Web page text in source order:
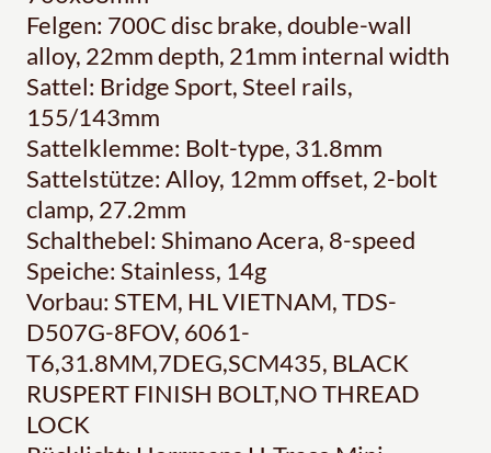
Felgen: 700C disc brake, double-wall
alloy, 22mm depth, 21mm internal width
Sattel: Bridge Sport, Steel rails,
155/143mm
Sattelklemme: Bolt-type, 31.8mm
Sattelstütze: Alloy, 12mm offset, 2-bolt
clamp, 27.2mm
Schalthebel: Shimano Acera, 8-speed
Speiche: Stainless, 14g
Vorbau: STEM, HL VIETNAM, TDS-
D507G-8FOV, 6061-
T6,31.8MM,7DEG,SCM435, BLACK
RUSPERT FINISH BOLT,NO THREAD
LOCK